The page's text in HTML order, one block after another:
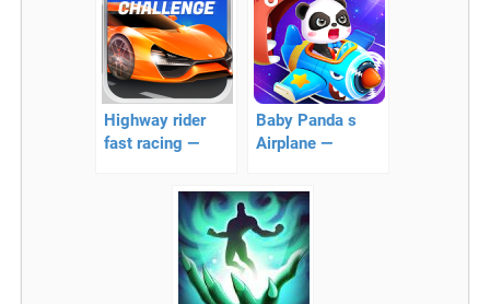
Highway rider
fast racing —
выживание
Baby Panda s
Airplane —
маленькой
панды